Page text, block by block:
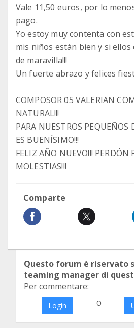
Vale 11,50 euros, por lo
pago.
Yo estoy muy contenta con
mis niños están bien y si
de maravilla!!!
Un fuerte abrazo y felices
COMPOSOR 05 VALERIAN
NATURAL!!!
PARA NUESTROS PEQUEÑOS
ES BUENÍSIMO!!!
FELIZ AÑO NUEVO!!! PERDÓN
MOLESTIAS!!!
Comparte
Questo forum è riservato
teaming manager di
Per commentare:
Login o